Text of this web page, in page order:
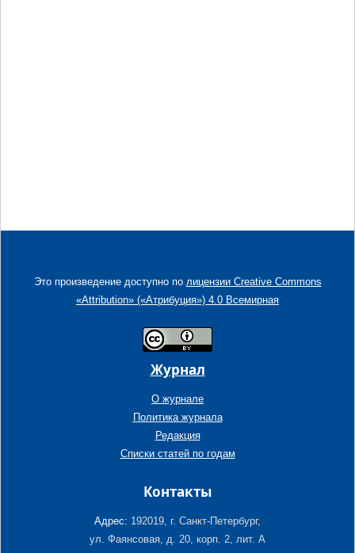
Это произведение доступно по лицензии Creative Commons
«Attribution» («Атрибуция») 4.0 Всемирная
Журнал
О журнале
Политика журнала
Редакция
Списки статей по годам
Контакты
Адрес: 192019, г. Санкт-Петербург,
ул. Фаянсовая, д. 20, корп. 2, лит. А